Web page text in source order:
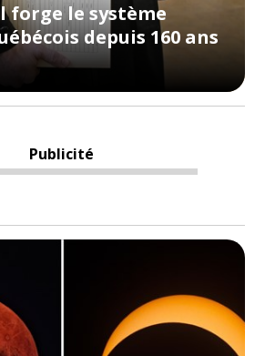
forge le système
depuis 160 ans
Publicité